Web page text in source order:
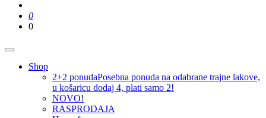
0
0
Shop
2+2 ponudaPosebna ponuda na odabrane trajne lakove,
u košaricu dodaj 4, plati samo 2!
NOVO!
RASPRODAJA